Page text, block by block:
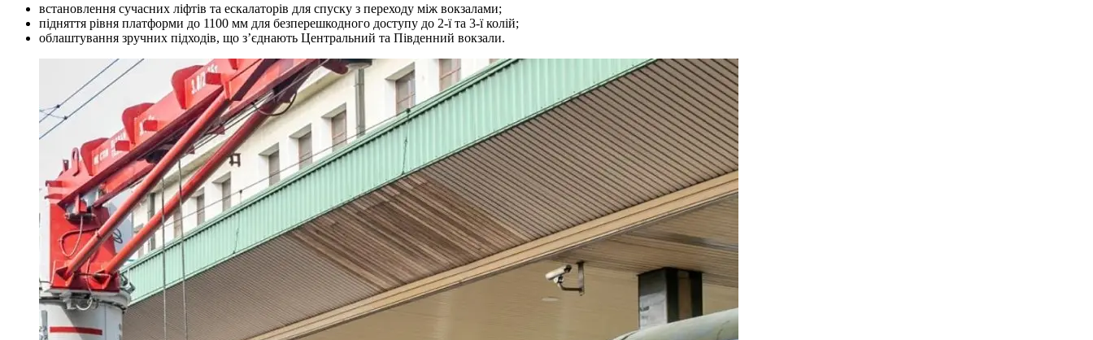
встановлення сучасних ліфтів та ескалаторів для спуску з переходу між вокзалами;
підняття рівня платформи до 1100 мм для безперешкодного доступу до 2-ї та 3-ї колій;
облаштування зручних підходів, що з’єднають Центральний та Південний вокзали.